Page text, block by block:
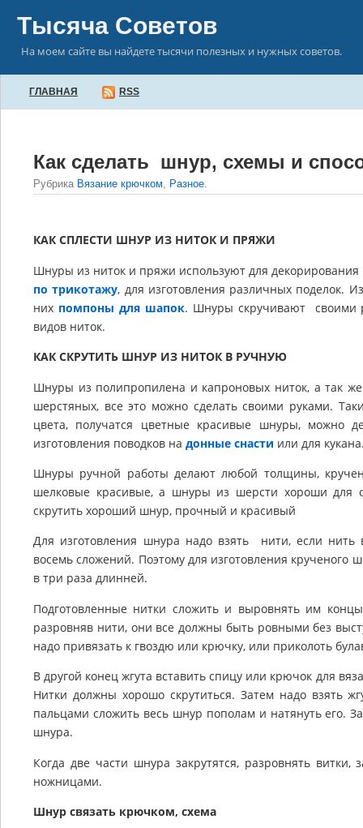
Тысяча Советов
На моем сайте вы найдете тысячи полезных и нужных советов.
ГЛАВНАЯ RSS
Как сделать шнур, схемы и
Рубрика Вязание крючком, Разное.
КАК СПЛЕСТИ ШНУР ИЗ НИТОК И ПРЯЖИ
Шнуры из ниток и пряжи используют для
по трикотажу, для изготовления различных поделок.
них помпоны для шапок. Шнуры скручивают своими
видов ниток.
КАК СКРУТИТЬ ШНУР ИЗ НИТОК В РУЧНУЮ
Шнуры из полипропилена и капроновых ниток, а так
шерстяных, все это можно сделать своими руками.
цвета, получатся цветные красивые шнуры,
изготовления поводков на донные снасти или для
Шнуры ручной работы делают любой толщины,
шелковые красивые, а шнуры из шерсти хороши для
скрутить хороший шнур, прочный и красивый
Для изготовления шнура надо взять нити, если
восемь сложений. Поэтому для изготовления
в три раза длинней.
Подготовленные нитки сложить и выровнять им
разровняв нити, они все должны быть ровными без
надо привязать к гвоздю или крючку, или приколоть
В другой конец жгута вставить спицу или крючок для
Нитки должны хорошо скрутиться. Затем надо взять
пальцами сложить весь шнур пополам и натянуть его.
шнура.
Когда две части шнура закрутятся, разровнять
ножницами.
Шнур связать крючком, схема